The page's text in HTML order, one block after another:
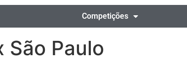
Competições
São Paulo